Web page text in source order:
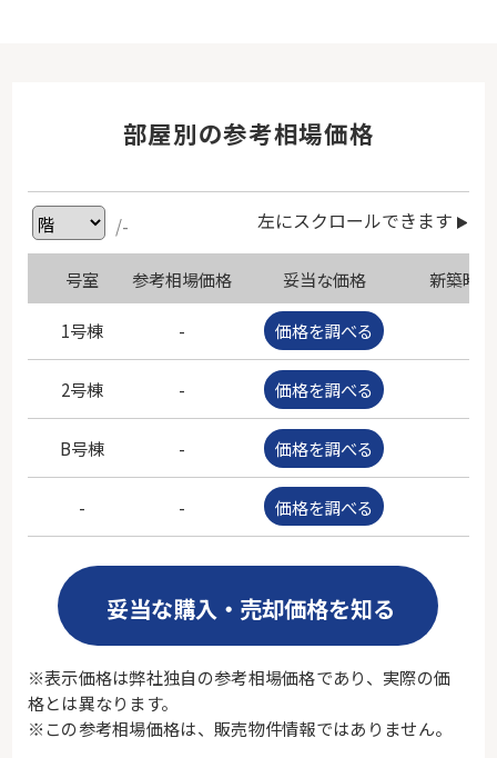
部屋別の参考相場価格
/- 左にスクロールできます
号室 参考相場価格 妥当な価格 新築時
1号棟 - 価格を調べる
2号棟 - 価格を調べる
B号棟 - 価格を調べる
- - 価格を調べる
妥当な購入・売却価格を知る
※表示価格は弊社独自の参考相場価格であり、実際の価
格とは異なります。
※この参考相場価格は、販売物件情報ではありません。